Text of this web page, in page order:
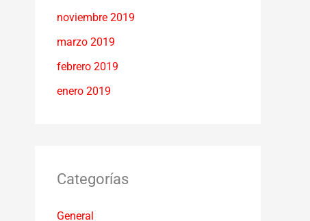
noviembre 2019
marzo 2019
febrero 2019
enero 2019
Categorías
General